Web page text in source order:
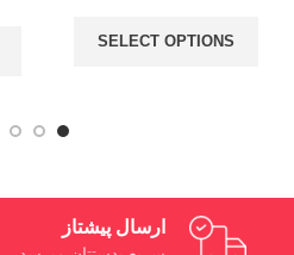
SELECT OPTIONS
ارسال پیشتاز